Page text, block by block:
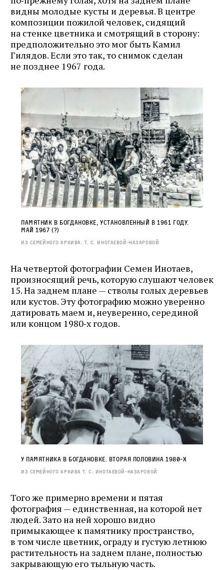
видны молодые кусты и деревья. В центре
композиции пожилой человек, сидящий
на стенке цветника и смотрящий в сторону:
предположительно это мог быть Камил
Гилядов. Если это так, то снимок сделан
не позднее 1967 года.
Памятник в Богдановке, установленный в 1961 году.
Май 1967 (?)
Из семейного архива. Т. С. Инотаевой‑Назаровой
На четвертой фотографии Семен Инотаев,
произносящий речь, которую слушают человек
15. На заднем плане — стволы голых деревьев
или кустов. Эту фотографию можно уверенно
датировать маем и, неуверенно, серединой
или концом 1980‑х годов.
У памятника в Богдановке. Вторая половина 1980‑х
Из семейного архива Т. С. Инотаевой‑Назаровой
Того же примерно времени и пятая
фотография — единственная, на которой нет
людей. Зато на ней хорошо видно
примыкающее к памятнику пространство,
в том числе цветник, ограду и густую летнюю
растительность на заднем плане, полностью
закрывающую его тыльную часть.